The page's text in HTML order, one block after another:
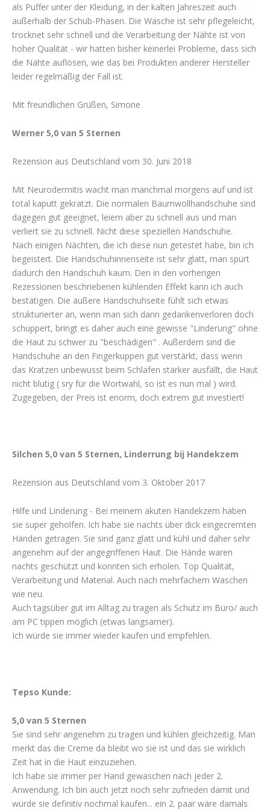
als Puffer unter der Kleidung, in der kalten Jahreszeit auch
außerhalb der Schub-Phasen. Die Wäsche ist sehr pflegeleicht,
trocknet sehr schnell und die Verarbeitung der Nähte ist von
hoher Qualität - wir hatten bisher keinerlei Probleme, dass sich
die Nähte auflösen, wie das bei Produkten anderer Hersteller
leider regelmäßig der Fall ist.
Mit freundlichen Grüßen, Simone
Werner 5,0 van 5 Sternen
Rezension aus Deutschland vom 30. Juni 2018
Mit Neurodermitis wacht man manchmal morgens auf und ist
total kaputt gekratzt. Die normalen Baumwollhandschuhe sind
dagegen gut geeignet, leiern aber zu schnell aus und man
verliert sie zu schnell. Nicht diese speziellen Handschuhe.
Nach einigen Nächten, die ich diese nun getestet habe, bin ich
begeistert. Die Handschuhinnenseite ist sehr glatt, man spürt
dadurch den Handschuh kaum. Den in den vorherigen
Rezessionen beschriebenen kühlenden Effekt kann ich auch
bestätigen. Die äußere Handschuhseite fühlt sich etwas
strukturierter an, wenn man sich dann gedankenverloren doch
schuppert, bringt es daher auch eine gewisse "Linderung" ohne
die Haut zu schwer zu "beschädigen" . Außerdem sind die
Handschuhe an den Fingerkuppen gut verstärkt, dass wenn
das Kratzen unbewusst beim Schlafen stärker ausfällt, die Haut
nicht blutig ( sry für die Wortwahl, so ist es nun mal ) wird.
Zugegeben, der Preis ist enorm, doch extrem gut investiert!
Silchen 5,0 van 5 Sternen, Linderrung bij Handekzem
Rezension aus Deutschland vom 3. Oktober 2017
Hilfe und Linderung - Bei meinem akuten Handekzem haben
sie super geholfen. Ich habe sie nachts über dick eingecremten
Händen getragen. Sie sind ganz glatt und kühl und daher sehr
angenehm auf der angegriffenen Haut. Die Hände waren
nachts geschützt und konnten sich erholen. Top Qualität,
Verarbeitung und Material. Auch nach mehrfachem Waschen
wie neu.
Auch tagsüber gut im Alltag zu tragen als Schutz im Büro/ auch
am PC tippen möglich (etwas langsamer).
Ich würde sie immer wieder kaufen und empfehlen.
Tepso Kunde:
5,0 van 5 Sternen
Sie sind sehr angenehm zu tragen und kühlen gleichzeitig. Man
merkt das die Creme da bleibt wo sie ist und das sie wirklich
Zeit hat in die Haut einzuziehen.
Ich habe sie immer per Hand gewaschen nach jeder 2.
Anwendung. Ich bin auch jetzt noch sehr zufrieden damit und
würde sie definitiv nochmal kaufen... ein 2. paar wäre damals